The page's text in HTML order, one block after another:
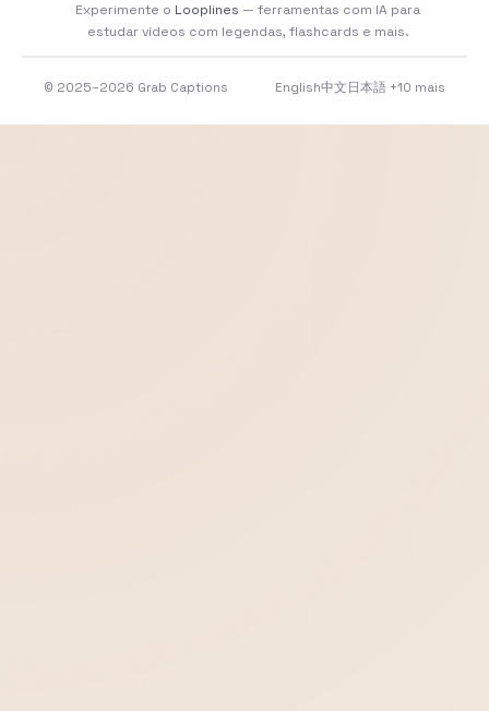
Experimente o Looplines — ferramentas com IA para
estudar vídeos com legendas, flashcards e mais.
© 2025–2026 Grab Captions English中文 日本語 +10 mais